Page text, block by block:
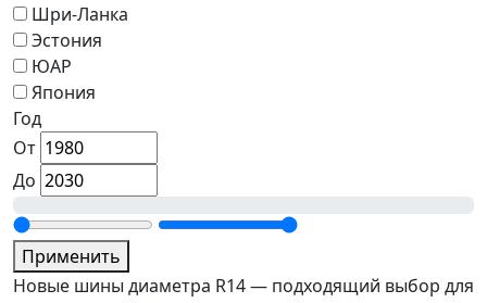
Шри-Ланка
Эстония
ЮАР
Япония
Год
От
До
Применить
Новые шины диаметра R14 — подходящий выбор для